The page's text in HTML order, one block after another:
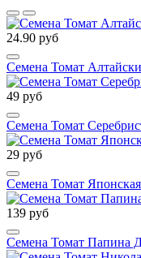
24.90 руб
Семена Томат
49 руб
Семена Томат
29 руб
Семена Томат
139 руб
Семена Томат Папина